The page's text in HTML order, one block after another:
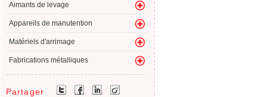
Aimants de levage
Appareils de manutention
Matériels d'arrimage
Fabrications métalliques
Partager